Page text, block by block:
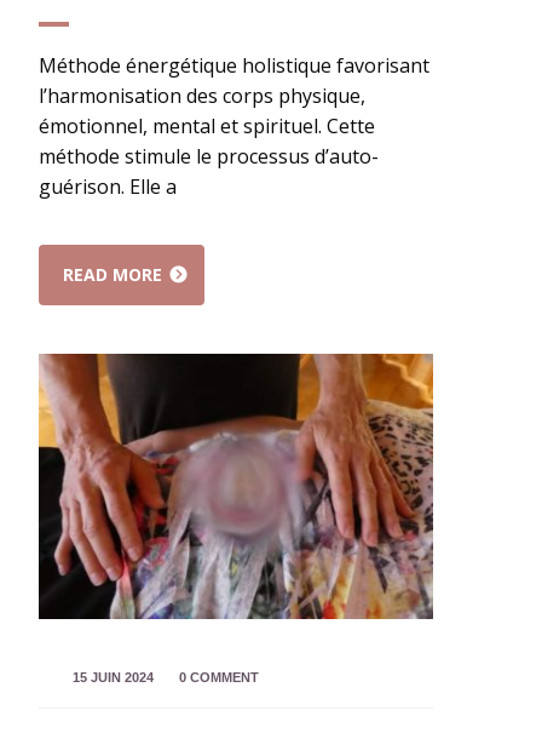
Méthode énergétique holistique favorisant
l’harmonisation des corps physique,
émotionnel, mental et spirituel. Cette
méthode stimule le processus d’auto-
guérison. Elle a
READ MORE
15 JUIN 2024 0 COMMENT